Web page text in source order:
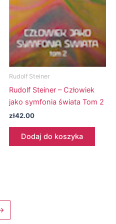
Rudolf Steiner
Rudolf Steiner – Człowiek
jako symfonia świata Tom 2
zł42.00
Dodaj do koszyka